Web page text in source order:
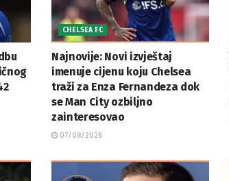
CHELSEA FC
Najnovije: Novi izvještaj
imenuje cijenu koju Chelsea
traži za Enza Fernandeza dok
se Man City ozbiljno
zainteresovao
07/08/2026